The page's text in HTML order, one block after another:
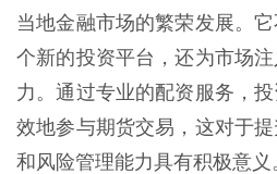
当地金融市场的繁荣发展。
个新的投资平台，还为市场
力。通过专业的配资服务，
效地参与期货交易，这对于
和风险管理能力具有积极意义